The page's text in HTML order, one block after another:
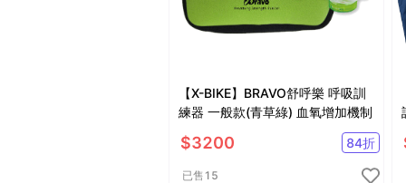
【X-BIKE】BRAVO舒呼樂 呼吸訓
練器 一般款(青草綠) 血氧增加機制
$3200 84折
已售 15